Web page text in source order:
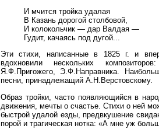
И мчится тройка удалая
В Казань дорогой столбовой,
И колокольчик — дар Валдая —
Гудит, качаясь под дугой...
Эти стихи, написанные в 1825 г. и
вдохновили нескольких
Я.Ф.Пригожего, Э.Ф.Направника.
песни, принадлежащий А.Н.Верстовскому.
Образ тройки, часто появляющийся в
движения, мечты о счастье. Стихи о ней
быстрой удалой езды, предвкушение
порой и трагическая нотка: «А мне уж